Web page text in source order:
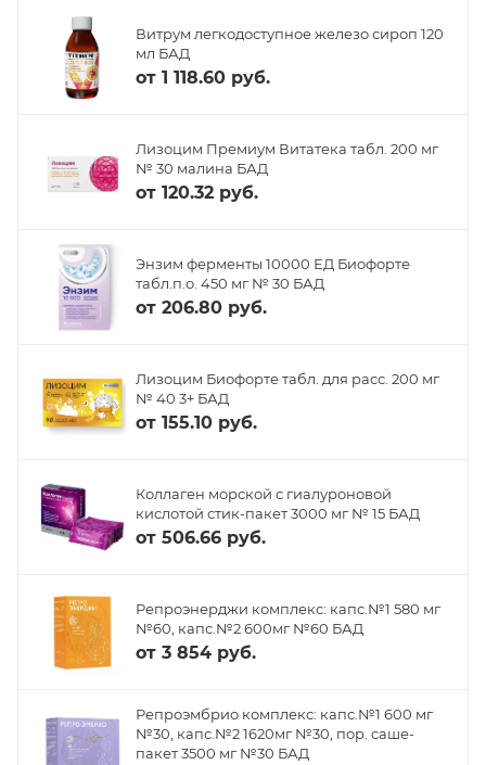
Витрум легкодоступное железо сироп 120
мл БАД
от 1 118.60 руб.
Лизоцим Премиум Витатека табл. 200 мг
№ 30 малина БАД
от 120.32 руб.
Энзим ферменты 10000 ЕД Биофорте
табл.п.о. 450 мг № 30 БАД
от 206.80 руб.
Лизоцим Биофорте табл. для расс. 200 мг
№ 40 3+ БАД
от 155.10 руб.
Коллаген морской с гиалуроновой
кислотой стик-пакет 3000 мг № 15 БАД
от 506.66 руб.
Репроэнерджи комплекс: капс.№1 580 мг
№60, капс.№2 600мг №60 БАД
от 3 854 руб.
Репроэмбрио комплекс: капс.№1 600 мг
№30, капс.№2 1620мг №30, пор. саше-
пакет 3500 мг №30 БАД